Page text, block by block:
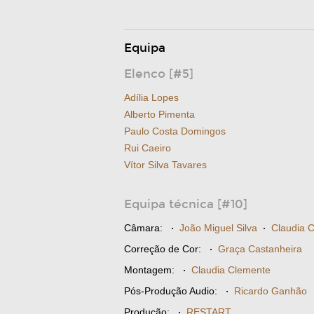
Equipa
Elenco [#5]
Adília Lopes
Alberto Pimenta
Paulo Costa Domingos
Rui Caeiro
Vítor Silva Tavares
Equipa técnica [#10]
Câmara: · João Miguel Silva · Claudia
Correção de Cor: · Graça Castanheira
Montagem: · Claudia Clemente
Pós-Produção Audio: · Ricardo Ganhão